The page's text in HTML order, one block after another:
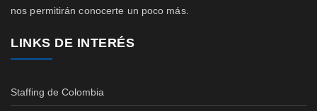
nos permitirán conocerte un poco más.
LINKS DE INTERÉS
Staffing de Colombia